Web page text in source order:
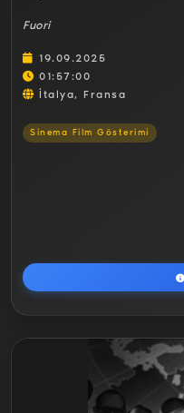
Fuori
19.09.2025
01:57:00
İtalya, Fransa
Sinema Film Gösterimi